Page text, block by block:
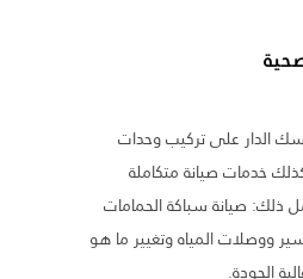
الدار على تركيب وحدات
خدمات صيانة متكاملة
ذلك: صيانة سباكة الحمامات
ووصلات المياه وتغيير ما هو
الجودة.